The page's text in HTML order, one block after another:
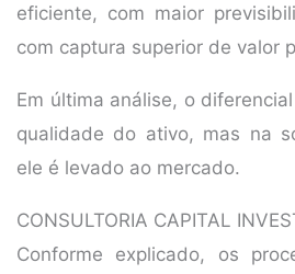
eficiente, com maior
com captura superior de valor
Em última análise, o
qualidade do ativo, mas na
ele é levado ao mercado.
CONSULTORIA CAPITAL
Conforme explicado, os